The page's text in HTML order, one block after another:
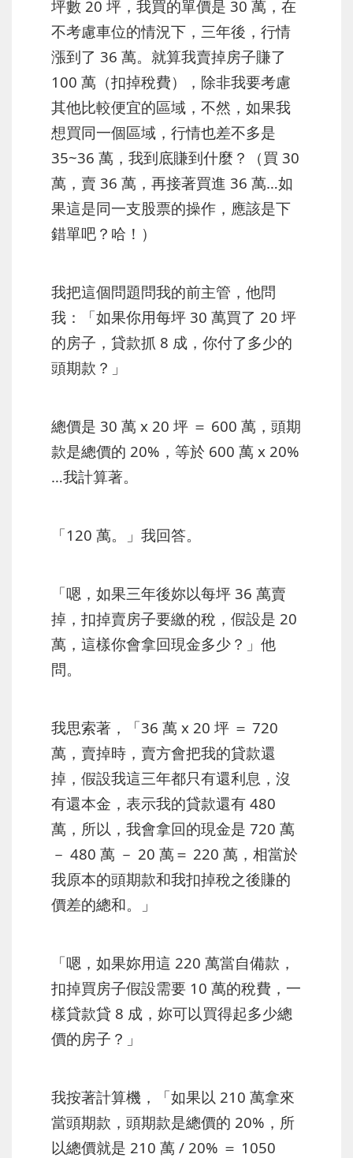
坪數 20 坪，我買的單價是 30 萬，在
不考慮車位的情況下，三年後，行情
漲到了 36 萬。就算我賣掉房子賺了
100 萬（扣掉稅費），除非我要考慮
其他比較便宜的區域，不然，如果我
想買同一個區域，行情也差不多是
35~36 萬，我到底賺到什麼？（買 30
萬，賣 36 萬，再接著買進 36 萬…如
果這是同一支股票的操作，應該是下
錯單吧？哈！）
我把這個問題問我的前主管，他問
我：「如果你用每坪 30 萬買了 20 坪
的房子，貸款抓 8 成，你付了多少的
頭期款？」
總價是 30 萬 x 20 坪 ＝ 600 萬，頭期
款是總價的 20%，等於 600 萬 x 20%
…我計算著。
「120 萬。」我回答。
「嗯，如果三年後妳以每坪 36 萬賣
掉，扣掉賣房子要繳的稅，假設是 20
萬，這樣你會拿回現金多少？」他
問。
我思索著，「36 萬 x 20 坪 ＝ 720
萬，賣掉時，賣方會把我的貸款還
掉，假設我這三年都只有還利息，沒
有還本金，表示我的貸款還有 480
萬，所以，我會拿回的現金是 720 萬
－ 480 萬 － 20 萬＝ 220 萬，相當於
我原本的頭期款和我扣掉稅之後賺的
價差的總和。」
「嗯，如果妳用這 220 萬當自備款，
扣掉買房子假設需要 10 萬的稅費，一
樣貸款貸 8 成，妳可以買得起多少總
價的房子？」
我按著計算機，「如果以 210 萬拿來
當頭期款，頭期款是總價的 20%，所
以總價就是 210 萬 / 20% ＝ 1050